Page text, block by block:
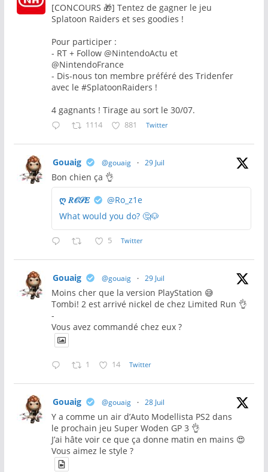
[CONCOURS 🎁] Tentez de gagner le jeu
Splatoon Raiders et ses goodies !
Pour participer :
- RT + Follow @NintendoActu et
@NintendoFrance
- Dis-nous ton membre préféré des Tridenfer
avec le #SplatoonRaiders !
4 gagnants ! Tirage au sort le 30/07.
1114 881 Twitter
Gouaig @gouaig · 29 Juil
Bon chien ça 👌
ღ 𝑅𝒪𝒮𝐸
@Ro_z1e
What would you do? 🤔🐶
5 Twitter
Gouaig @gouaig · 29 Juil
Moins cher que la version PlayStation 😅
Tombi! 2 est arrivé nickel de chez Limited Run 👌
-
Vous avez commandé chez eux ?
1 14 Twitter
Gouaig @gouaig · 28 Juil
Y a comme un air d’Auto Modellista PS2 dans
le prochain jeu Super Woden GP 3 👌
J’ai hâte voir ce que ça donne matin en mains 😍
Vous aimez le style ?